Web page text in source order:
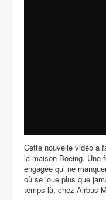
Cette nouvelle vidéo a
la maison Boeing. Une
engagée qui ne
où se joue plus que
temps là, chez Airbus